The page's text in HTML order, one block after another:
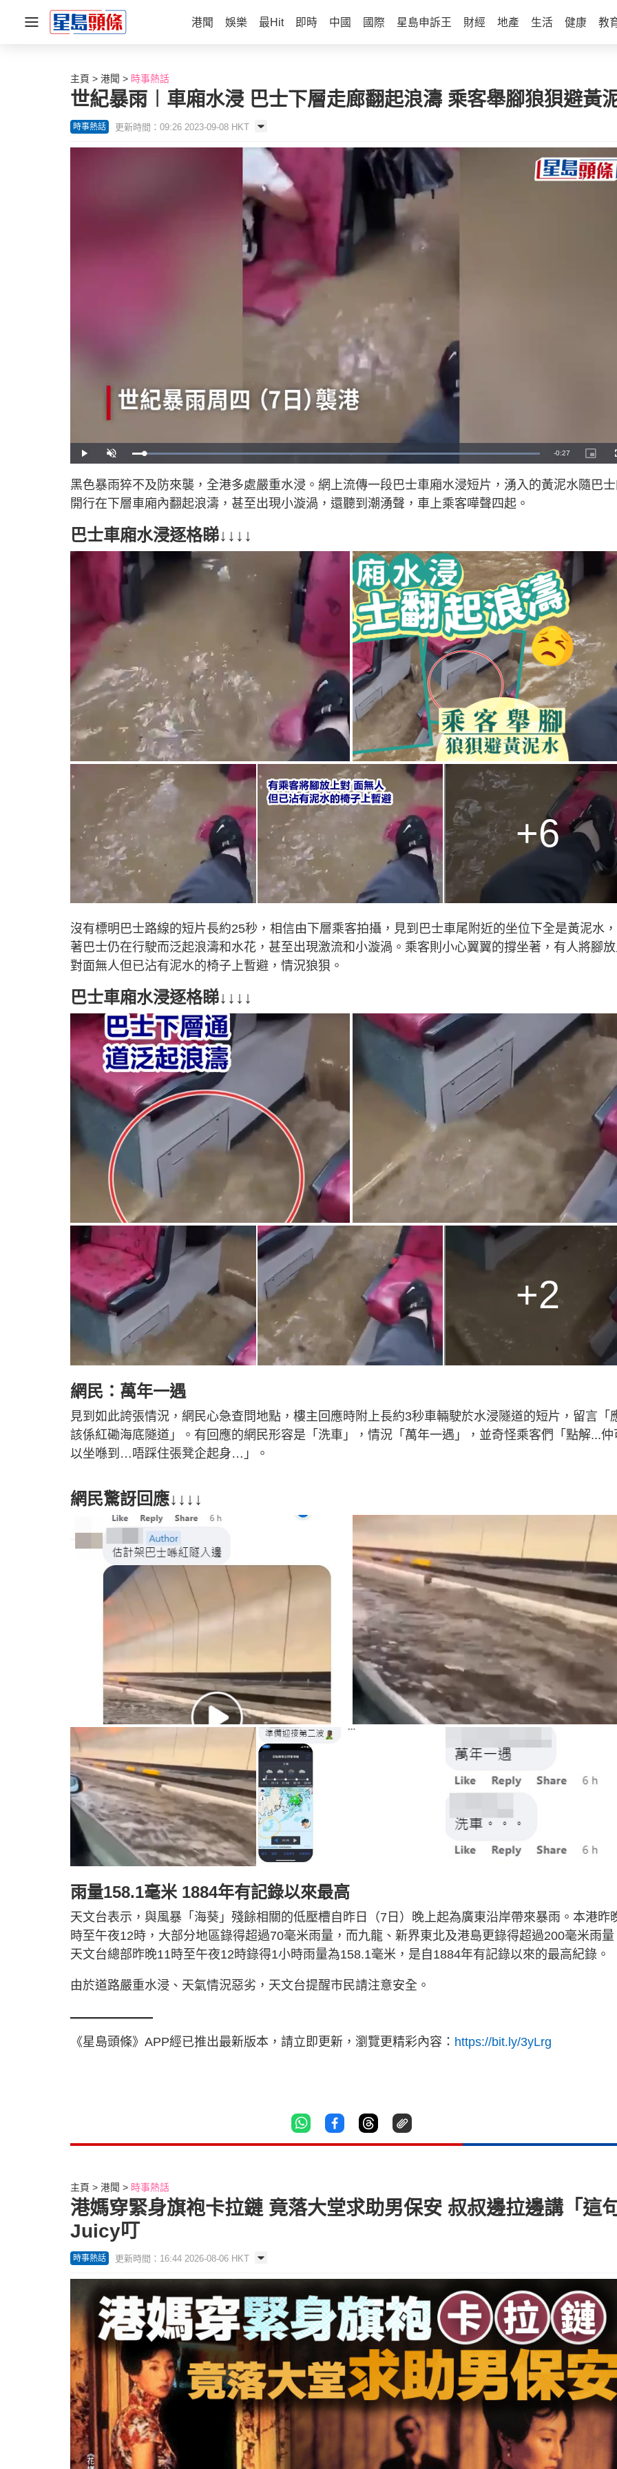
港聞 娛樂 最Hit 即時 中國 國際 星島申訴王 財經 地產 生活 健康 教
主頁 港聞 時事熱話
世紀暴雨︱車廂水浸 巴士下層走廊翻起浪濤 乘客舉腳狼狽避黃
時事熱話 更新時間：09:26 2023-09-08 HKT
P
l
y
U
n
t
e
L
o
e
d
:
1
0
R
n
g
i
e
-0:27
P
i
u
r
t
黑色暴雨猝不及防來襲，全港多處嚴重水浸。網上流傳一段巴士車廂水浸短片，湧入的黃泥水隨巴
開行在下層車廂內翻起浪濤，甚至出現小漩渦，還聽到潮湧聲，車上乘客嘩聲四起。
巴士車廂水浸逐格睇↓↓↓↓
+6
沒有標明巴士路線的短片長約25秒，相信由下層乘客拍攝，見到巴士車尾附近的坐位下全是黃泥水
著巴士仍在行駛而泛起浪濤和水花，甚至出現激流和小漩渦。乘客則小心翼翼的撐坐著，有人將腳
對面無人但已沾有泥水的椅子上暫避，情況狼狽。
巴士車廂水浸逐格睇↓↓↓↓
+2
網民：萬年一遇
見到如此誇張情況，網民心急查問地點，樓主回應時附上長約3秒車輛駛於水浸隧道的短片，留言「
該係紅磡海底隧道」。有回應的網民形容是「洗車」，情況「萬年一遇」，並奇怪乘客們「點解...仲
以坐喺到…唔踩住張凳企起身…」。
網民驚訝回應↓↓↓↓
雨量158.1毫米 1884年有記錄以來最高
天文台表示，與風暴「海葵」殘餘相關的低壓槽自昨日（7日）晚上起為廣東沿岸帶來暴雨。本港昨
時至午夜12時，大部分地區錄得超過70毫米雨量，而九龍、新界東北及港島更錄得超過200毫米雨量
天文台總部昨晚11時至午夜12時錄得1小時雨量為158.1毫米，是自1884年有記錄以來的最高紀錄。
由於道路嚴重水浸、天氣情況惡劣，天文台提醒市民請注意安全。
—————
《星島頭條》APP經已推出最新版本，請立即更新，瀏覽更精彩內容： https://bit.ly/3yLrg
主頁 港聞 時事熱話
港媽穿緊身旗袍卡拉鏈 竟落大堂求助男保安 叔叔邊拉邊講「這
Juicy叮
時事熱話 更新時間：16:44 2026-08-06 HKT